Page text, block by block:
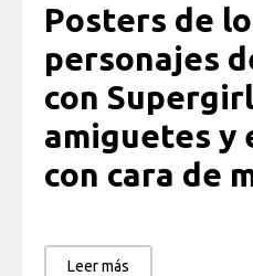
Posters de
personajes
con
amiguetes y
con cara de
Leer más